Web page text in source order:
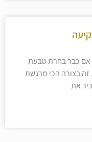
אם כבר בחרת טבעת
זה בצורה הכי מרגשת
את